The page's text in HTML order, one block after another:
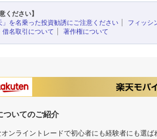
ください】
」を名乗った投資勧誘にご注意ください
フィッシ
借名取引について
著作権について
ついてのご紹介
ンライントレードで初心者にも経験者にも選